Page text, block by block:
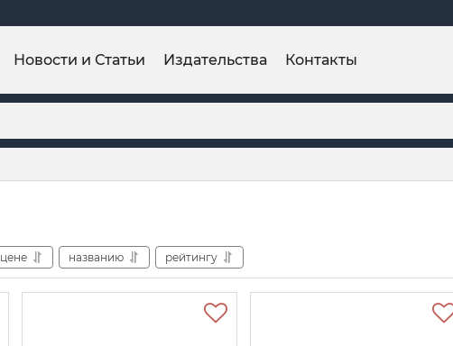
Новости и Статьи Издательства Контакты
цене названию рейтингу